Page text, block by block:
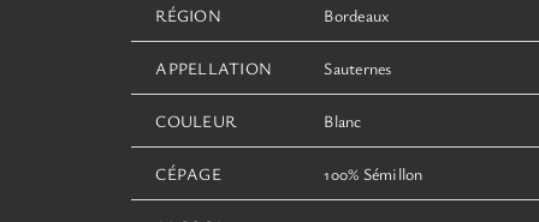
RÉGION Bordeaux
APPELLATION Sauternes
COULEUR Blanc
CÉPAGE 100% Sémillon